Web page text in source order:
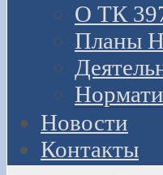
О ТК
Планы
Новости
Контакты